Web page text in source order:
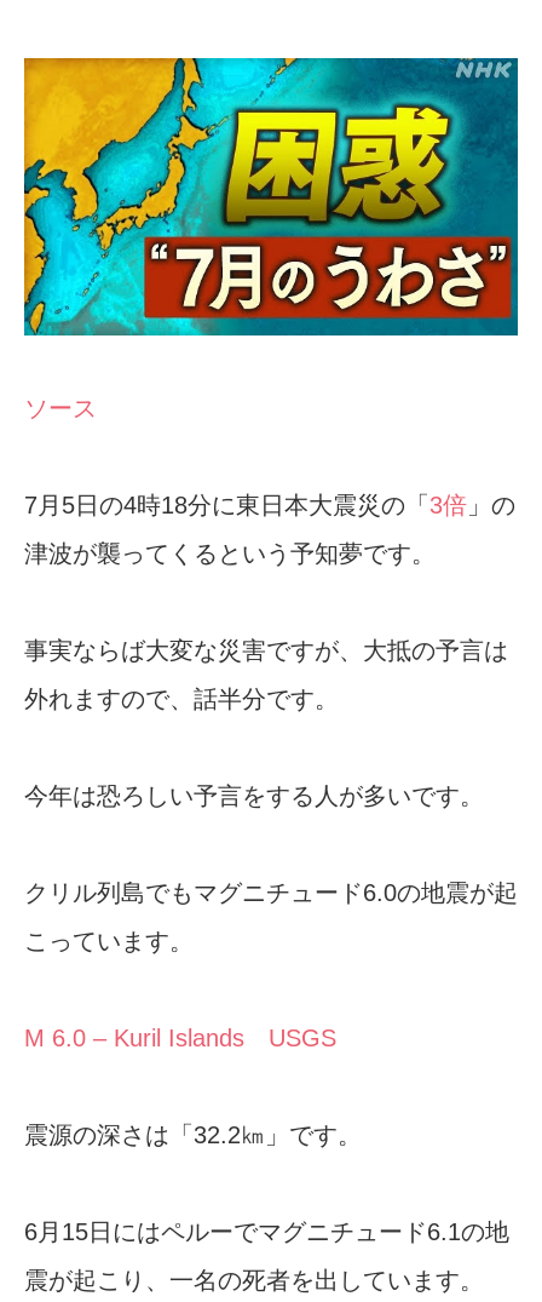
ソース
7月5日の4時18分に東日本大震災の「 3倍 」の
津波が襲ってくるという予知夢です。
事実ならば大変な災害ですが、大抵の予言は
外れますので、話半分です。
今年は恐ろしい予言をする人が多いです。
クリル列島でもマグニチュード6.0の地震が起
こっています。
M 6.0 – Kuril Islands USGS
震源の深さは「32.2㎞」です。
6月15日にはペルーでマグニチュード6.1の地
震が起こり、一名の死者を出しています。